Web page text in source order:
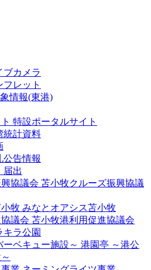
ブカメラ
フレット
情報(東港)
特設ポータルサイト
統計資料
公告情報
届出
苫小牧クルーズ振興協議
みなとオアシス苫小牧
苫小牧港利用促進協議会
キラ公園
港園亭 ～港公